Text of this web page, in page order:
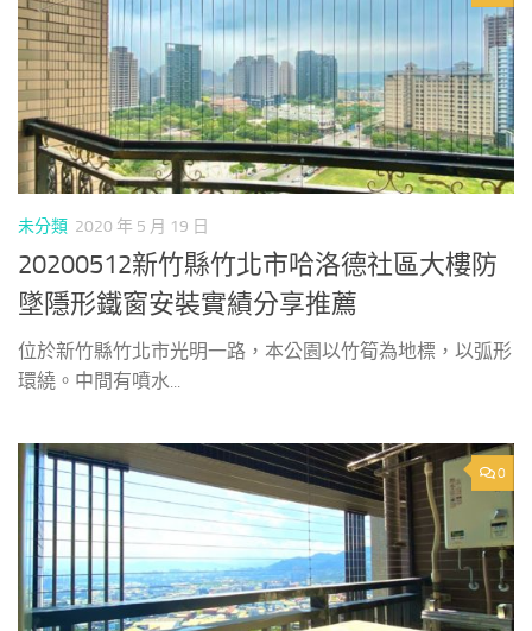
未分類 2020 年 5 月 19 日
20200512新竹縣竹北市哈洛德社區大樓防
墜隱形鐵窗安裝實績分享推薦
位於新竹縣竹北市光明一路，本公園以竹筍為地標，以弧形
環繞。中間有噴水...
0